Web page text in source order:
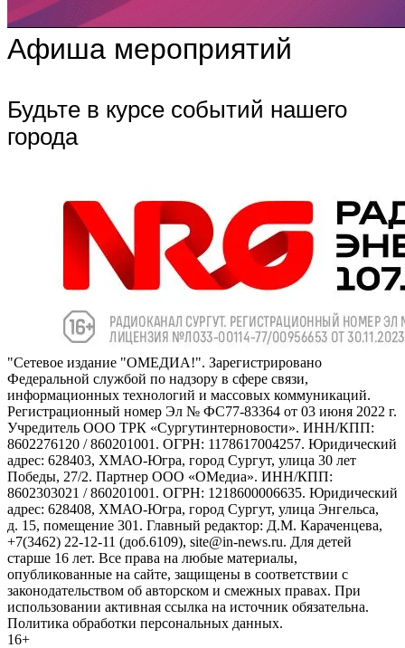
Афиша мероприятий
Будьте в курсе событий нашего
города
"Сетевое издание "ОМЕДИА!". Зарегистрировано
Федеральной службой по надзору в сфере связи,
информационных технологий и массовых коммуникаций.
Регистрационный номер Эл № ФС77-83364 от 03 июня 2022 г.
Учредитель ООО ТРК «Сургутинтерновости». ИНН/КПП:
8602276120 / 860201001. ОГРН: 1178617004257. Юридический
адрес: 628403, ХМАО-Югра, город Сургут, улица 30 лет
Победы, 27/2. Партнер ООО «ОМедиа». ИНН/КПП:
8602303021 / 860201001. ОГРН: 1218600006635. Юридический
адрес: 628408, ХМАО-Югра, город Сургут, улица Энгельса,
д. 15, помещение 301. Главный редактор: Д.М. Караченцева,
+7(3462) 22-12-11 (доб.6109), site@in-news.ru. Для детей
старше 16 лет. Все права на любые материалы,
опубликованные на сайте, защищены в соответствии с
законодательством об авторском и смежных правах. При
использовании активная ссылка на источник обязательна.
Политика обработки персональных данных.
16+